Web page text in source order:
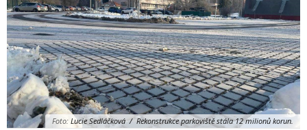
Foto: Lucie Sedláčková / Rekonstrukce parkoviště stála 12 milionů korun.